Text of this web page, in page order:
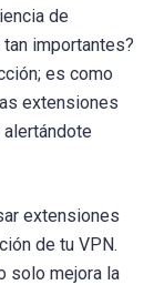
de
importantes?
es como
extensiones
extensiones
de tu VPN.
solo mejora la